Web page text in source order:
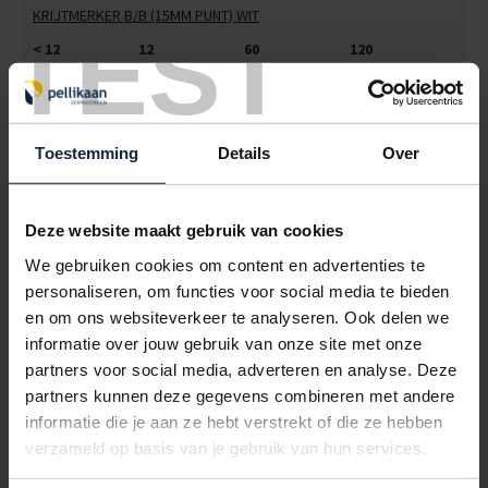
TEST
Toestemming Details Over
Deze website maakt gebruik van cookies
We gebruiken cookies om content en advertenties te
personaliseren, om functies voor social media te bieden
en om ons websiteverkeer te analyseren. Ook delen we
informatie over jouw gebruik van onze site met onze
partners voor social media, adverteren en analyse. Deze
partners kunnen deze gegevens combineren met andere
informatie die je aan ze hebt verstrekt of die ze hebben
verzameld op basis van je gebruik van hun services.
KRIJTMERKER B/B (15MM PUNT) WIT
< 12
12 60
120
€5,95
4505326 €0,00
KRIJTMERKER B/B (15MM PUNT) GEEL
€6,60
€5,95
4505327 €0,00
KRIJTMERKER B/B (15MM PUNT) BLAUW
< 12
12 60
120
€6,60
€5,95 €5,10 €4,76
4505328 €0,00
KRIJTMERKER B/B (15MM PUNT) ROZE